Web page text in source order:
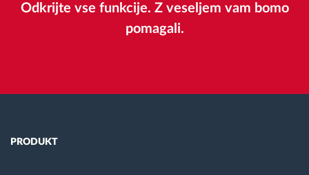
Odkrijte vse funkcije. Z veseljem vam bomo
pomagali.
PRODUKT